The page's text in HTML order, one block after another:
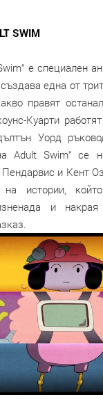
SWIM
е специален
една от
правят
Куарти
Уорд
Adult Swim“ се
и Кент
на истории,
изненада и